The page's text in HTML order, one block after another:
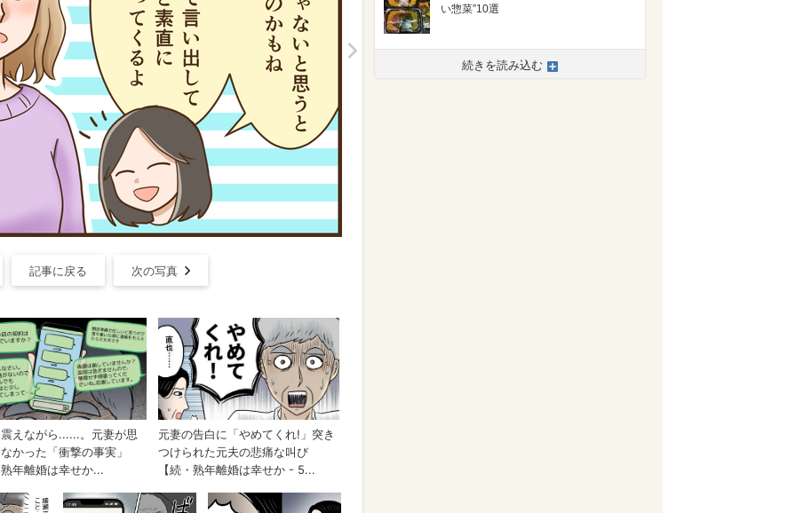
>
記事に戻る 次の写真
い惣菜”10選
続きを読み込む